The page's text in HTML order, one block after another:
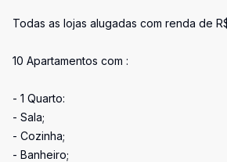
Todas as lojas alugadas com renda de
10 Apartamentos com :
- 1 Quarto:
- Sala;
- Cozinha;
- Banheiro;